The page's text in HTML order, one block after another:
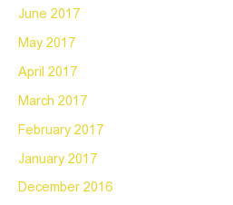
June 2017
May 2017
April 2017
March 2017
February 2017
January 2017
December 2016